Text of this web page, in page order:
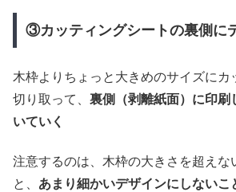
③カッティングシートの裏側に
木枠よりちょっと大きめのサイズにカ
切り取って、 裏側（剥離紙面）に印刷
いていく
注意するのは、木枠の大きさを超えな
と、 あまり細かいデザインにしないこ